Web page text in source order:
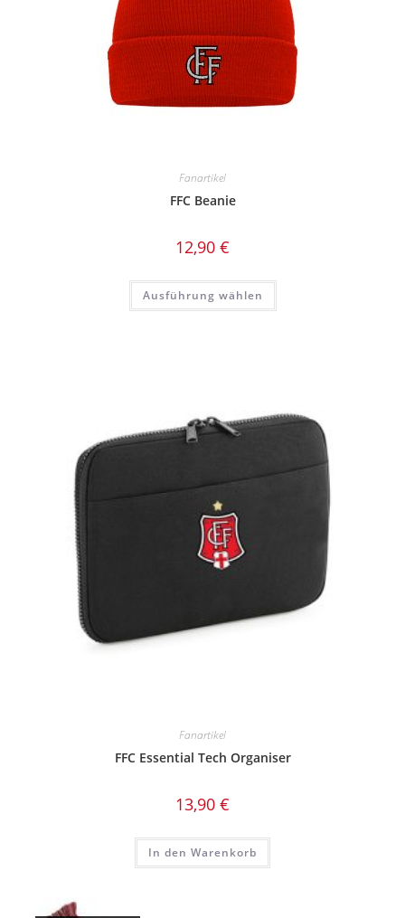
Fanartikel
FFC Beanie
12,90 €
Ausführung wählen
Dieses
weist
der
Produktseite
gewählt
Fanartikel
FFC Essential Tech Organiser
13,90 €
In den Warenkorb